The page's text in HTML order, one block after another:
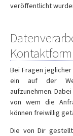
veröffentlicht
Bei Fragen
ein auf der
aufzunehmen.
von wem die
können freiwillig
Die von Dir